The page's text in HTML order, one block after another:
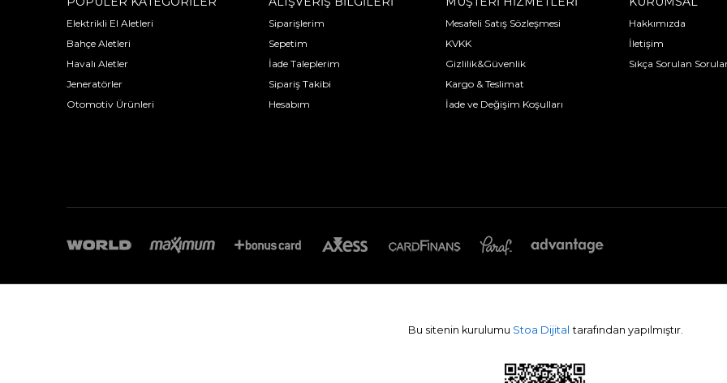
Elektrikli El Aletleri
Bahçe Aletleri
Havalı Aletler
Jeneratörler
Otomotiv Ürünleri
Siparişlerim
Sepetim
İade Taleplerim
Sipariş Takibi
Hesabım
Mesafeli Satış Sözleşmesi
KVKK
Gizlilik&Güvenlik
Kargo & Teslimat
İade ve Değişim Koşulları
Hakkımızda
İletişim
Sıkça Sorulan
Bu sitenin kurulumu Stoa Dijital tarafından yapılmıştır.